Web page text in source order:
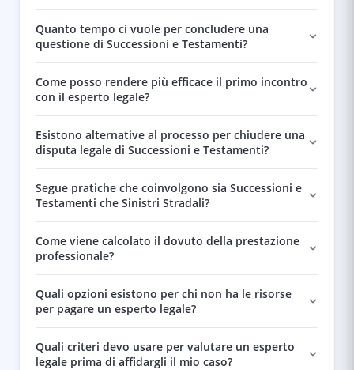
Quanto tempo ci vuole per concludere una
questione di Successioni e Testamenti?
Come posso rendere più efficace il primo incontro
con il esperto legale?
Esistono alternative al processo per chiudere una
disputa legale di Successioni e Testamenti?
Segue pratiche che coinvolgono sia Successioni e
Testamenti che Sinistri Stradali?
Come viene calcolato il dovuto della prestazione
professionale?
Quali opzioni esistono per chi non ha le risorse
per pagare un esperto legale?
Quali criteri devo usare per valutare un esperto
legale prima di affidargli il mio caso?